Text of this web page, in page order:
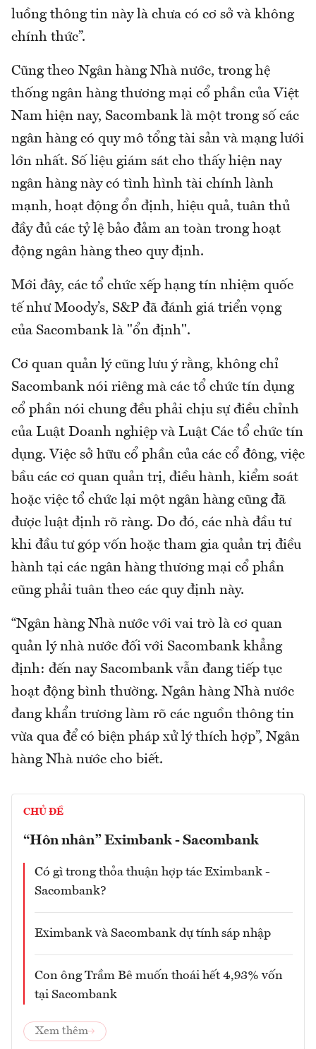
luồng thông tin này là chưa có cơ sở và không
chính thức”.
Cũng theo Ngân hàng Nhà nước, trong hệ
thống ngân hàng thương mại cổ phần của Việt
Nam hiện nay, Sacombank là một trong số các
ngân hàng có quy mô tổng tài sản và mạng lưới
lớn nhất. Số liệu giám sát cho thấy hiện nay
ngân hàng này có tình hình tài chính lành
mạnh, hoạt động ổn định, hiệu quả, tuân thủ
đầy đủ các tỷ lệ bảo đảm an toàn trong hoạt
động ngân hàng theo quy định.
Mới đây, các tổ chức xếp hạng tín nhiệm quốc
tế như Moody’s, S&P đã đánh giá triển vọng
của Sacombank là "ổn định".
Cơ quan quản lý cũng lưu ý rằng, không chỉ
Sacombank nói riêng mà các tổ chức tín dụng
cổ phần nói chung đều phải chịu sự điều chỉnh
của Luật Doanh nghiệp và Luật Các tổ chức tín
dụng. Việc sở hữu cổ phần của các cổ đông, việc
bầu các cơ quan quản trị, điều hành, kiểm soát
hoặc việc tổ chức lại một ngân hàng cũng đã
được luật định rõ ràng. Do đó, các nhà đầu tư
khi đầu tư góp vốn hoặc tham gia quản trị điều
hành tại các ngân hàng thương mại cổ phần
cũng phải tuân theo các quy định này.
“Ngân hàng Nhà nước với vai trò là cơ quan
quản lý nhà nước đối với Sacombank khẳng
định: đến nay Sacombank vẫn đang tiếp tục
hoạt động bình thường. Ngân hàng Nhà nước
đang khẩn trương làm rõ các nguồn thông tin
vừa qua để có biện pháp xử lý thích hợp”, Ngân
hàng Nhà nước cho biết.
CHỦ ĐỀ
“Hôn nhân” Eximbank - Sacombank
Có gì trong thỏa thuận hợp tác Eximbank -
Sacombank?
Eximbank và Sacombank dự tính sáp nhập
Con ông Trầm Bê muốn thoái hết 4,93% vốn
tại Sacombank
Xem thêm